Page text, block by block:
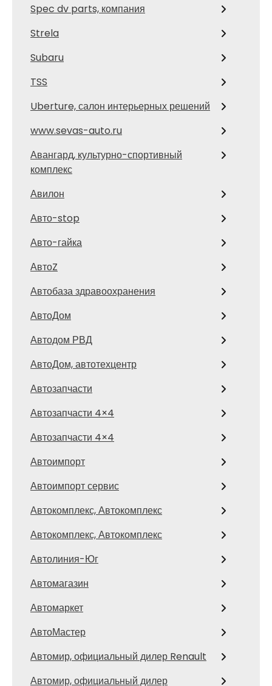
Spec dv parts, компания
Strela
Subaru
TSS
Uberture, салон интерьерных решений
www.sevas-auto.ru
Авангард, культурно-спортивный
комплекс
Авилон
Авто-stop
Авто-гайка
АвтоZ
Автобаза здравоохранения
АвтоДом
Автодом РВД
АвтоДом, автотехцентр
Автозапчасти
Автозапчасти 4×4
Автозапчасти 4×4
Автоимпорт
Автоимпорт сервис
Автокомплекс, Автокомплекс
Автокомплекс, Автокомплекс
Автолиния-Юг
Автомагазин
Автомаркет
АвтоМастер
Автомир, официальный дилер Renault
Автомир, официальный дилер